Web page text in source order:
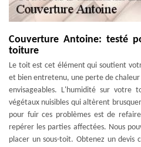
Couverture Antoine: testé
toiture
Le toit est cet élément qui soutient
et bien entretenu, une perte de
envisageables. L'humidité sur votre
végétaux nuisibles qui altèrent
pour fuir ces problèmes est de
repérer les parties affectées. Nous
placer un sous-toit. Obtenez un devis